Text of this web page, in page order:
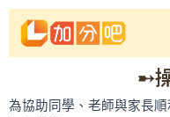
➸
為協助同學、老師與家長